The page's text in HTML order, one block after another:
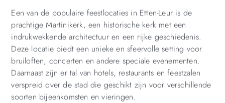
Een van de populaire feestlocaties in Etten-Leur is de
prachtige Martinikerk, een historische kerk met een
indrukwekkende architectuur en een rijke geschiedenis.
Deze locatie biedt een unieke en sfeervolle setting voor
bruiloften, concerten en andere speciale evenementen.
Daarnaast zijn er tal van hotels, restaurants en feestzalen
verspreid over de stad die geschikt zijn voor verschillende
soorten bijeenkomsten en vieringen.